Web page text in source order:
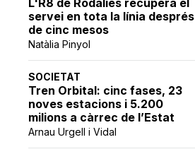
L'R8 de Rodalies recupera el
servei en tota la línia després
de cinc mesos
Natàlia Pinyol
SOCIETAT
Tren Orbital: cinc fases, 23
noves estacions i 5.200
milions a càrrec de l’Estat
Arnau Urgell i Vidal